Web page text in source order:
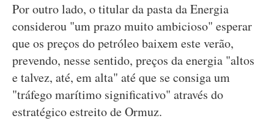
Por outro lado, o titular da pasta da Energia
considerou "um prazo muito ambicioso" esperar
que os preços do petróleo baixem este verão,
prevendo, nesse sentido, preços da energia "altos
e talvez, até, em alta" até que se consiga um
"tráfego marítimo significativo" através do
estratégico estreito de Ormuz.